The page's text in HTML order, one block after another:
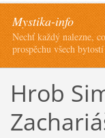
Mystika-info
Nechť každý nalezne,
prospěchu všech
Hrob